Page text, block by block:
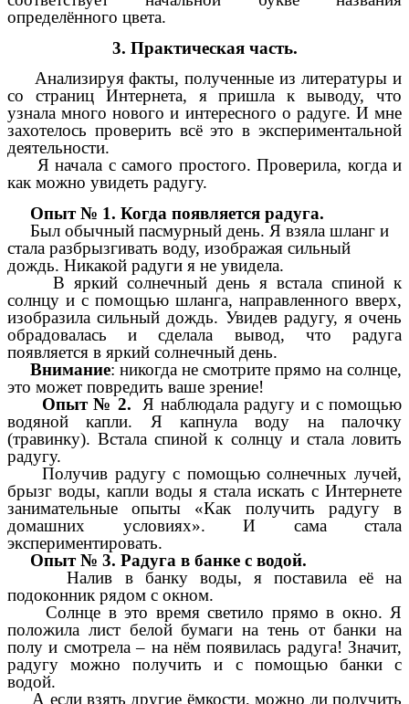
определённого цвета.
3. Практическая часть.
Анализируя факты, полученные из литературы и
со страниц Интернета, я пришла к выводу, что
узнала много нового и интересного о радуге. И мне
захотелось проверить всё это в экспериментальной
деятельности.
Я начала с самого простого. Проверила, когда и
как можно увидеть радугу.
Опыт № 1. Когда появляется радуга.
Был обычный пасмурный день. Я взяла шланг и
стала разбрызгивать воду, изображая сильный
дождь. Никакой радуги я не увидела.
В яркий солнечный день я встала спиной к
солнцу и с помощью шланга, направленного вверх,
изобразила сильный дождь. Увидев радугу, я очень
обрадовалась и сделала вывод, что радуга
появляется в яркий солнечный день.
Внимание: никогда не смотрите прямо на солнце,
это может повредить ваше зрение!
Опыт № 2. Я наблюдала радугу и с помощью
водяной капли. Я капнула воду на палочку
(травинку). Встала спиной к солнцу и стала ловить
радугу.
Получив радугу с помощью солнечных лучей,
брызг воды, капли воды я стала искать с Интернете
занимательные опыты «Как получить радугу в
домашних условиях». И сама стала
экспериментировать.
Опыт № 3. Радуга в банке с водой.
Налив в банку воды, я поставила её на
подоконник рядом с окном.
Солнце в это время светило прямо в окно. Я
положила лист белой бумаги на тень от банки на
полу и смотрела – на нём появилась радуга! Значит,
радугу можно получить и с помощью банки с
водой.
А если взять другие ёмкости, можно ли получить